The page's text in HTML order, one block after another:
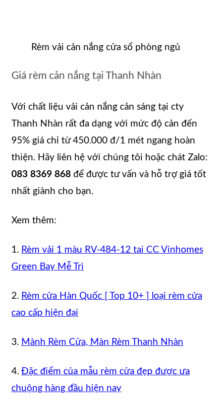
Rèm vải cản nắng cửa sổ phòng ngủ
Giá rèm cản nắng tại Thanh Nhàn
Với chất liệu vải cản nắng cản sáng tại cty
Thanh Nhàn rất đa dạng với mức độ cản đến
95% giá chỉ từ 450.000 đ/1 mét ngang hoàn
thiện. Hãy liên hệ với chúng tôi hoặc chát Zalo:
083 8369 868 để được tư vấn và hỗ trợ giá tốt
nhất giành cho bạn.
Xem thêm:
1. Rèm vải 1 màu RV-484-12 tai CC Vinhomes
Green Bay Mễ Trì
2. Rèm cửa Hàn Quốc [ Top 10+ ] loại rèm cửa
cao cấp hiện đại
3. Mành Rèm Cửa, Màn Rèm Thanh Nhàn
4. Đặc điểm của mẫu rèm cửa đẹp được ưa
chuộng hàng đầu hiện nay